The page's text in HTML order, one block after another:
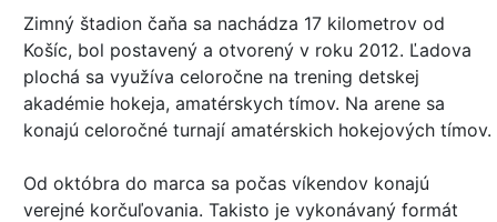
Zimný štadion čaňa sa nachádza 17 kilometrov od
Košíc, bol postavený a otvorený v roku 2012. Ľadova
plochá sa využíva celoročne na trening detskej
akadémie hokeja, amatérskych tímov. Na arene sa
konajú celoročné turnají amatérskich hokejových tímov.
Od októbra do marca sa počas víkendov konajú
verejné korčuľovania. Takisto je vykonávaný formát